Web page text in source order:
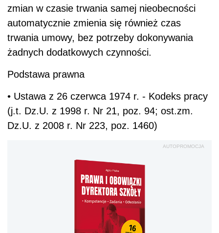
zmian w czasie trwania samej nieobecności
automatycznie zmienia się również czas
trwania umowy, bez potrzeby dokonywania
żadnych dodatkowych czynności.
Podstawa prawna
• Ustawa z 26 czerwca 1974 r. - Kodeks pracy
(j.t. Dz.U. z 1998 r. Nr 21, poz. 94; ost.zm.
Dz.U. z 2008 r. Nr 223, poz. 1460)
AUTOPROMOCJA